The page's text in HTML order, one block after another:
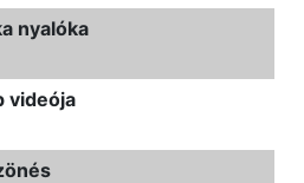
nyalóka
videója